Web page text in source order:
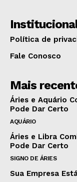
Política de
Fale Conosco
Mais
Áries e Aquário
Pode Dar Certo
AQUÁRIO
Áries e Libra
Pode Dar Certo
SIGNO DE ÁRIES
Sua Empresa